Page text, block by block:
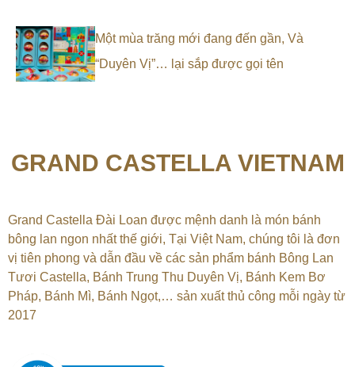
Một mùa trăng mới đang đến gần, Và
“Duyên Vị”… lại sắp được gọi tên
GRAND CASTELLA VIETNAM
Grand Castella Đài Loan được mệnh danh là món bánh
bông lan ngon nhất thế giới, Tại Việt Nam, chúng tôi là đơn
vị tiên phong và dẫn đầu về các sản phẩm bánh Bông Lan
Tươi Castella, Bánh Trung Thu Duyên Vị, Bánh Kem Bơ
Pháp, Bánh Mì, Bánh Ngọt,… sản xuất thủ công mỗi ngày từ
2017